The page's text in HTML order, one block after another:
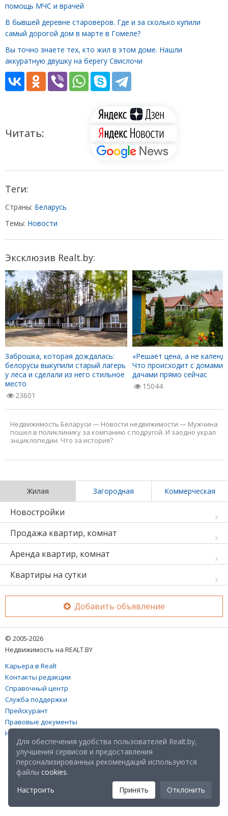
помощь МЧС и врачей
В бывшей деревне староверов. Где и за сколько купили
самый дорогой дом в марте в Гомеле?
Вы точно знаете тех, кто жил в этом доме. Нашли
аккуратную двушку на берегу Свислочи
Читать:
Теги:
Страны: Беларусь
Темы: Новости
Эксклюзив Realt.by:
Заброшка, которая дождалась:
белорусы выкупили старый лагерь
у леса и сделали из него стильное
место
23601
«Решает цена, а не
Что происходит с домами
дачами прямо сейчас
15044
Недвижимость Беларуси — Новости недвижимости — Мужчина
пошел в поликлинику за компанию с подругой. И заодно украл
энциклопедии. Что за история?
Жилая Загородная Коммерческая
Новостройки
Продажа квартир, комнат
Аренда квартир, комнат
Квартиры на сутки
Добавить объявление
© 2005-2026
Недвижимость на REALT.BY
Карьера в Realt
Контакты редакции
Справочный центр
Служба поддержки
Прейскурант
Правовые документы
Настройка файлов cookies
Для обеспечения удобства пользователей Realt.by,
улучшения сервисов и предоставления
персонализированных рекомендаций используются
файлы cookies.
Настроить
Принять Отклонить